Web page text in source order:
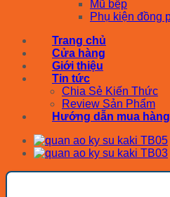
Mũ bếp
Phụ kiện đồng
Trang chủ
Cửa hàng
Giới thiệu
Tin tức
Chia Sẻ Kiến Thức
Review Sản Phẩm
Hướng dẫn mua hàng